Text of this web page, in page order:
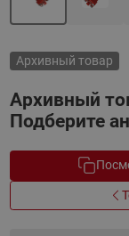
Архивный товар
Архивный
Подберите